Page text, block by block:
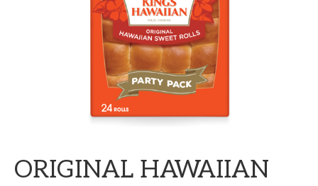
ORIGINAL HAWAIIAN